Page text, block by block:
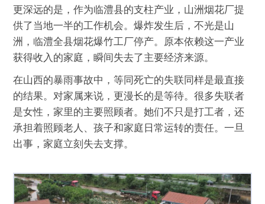
更深远的是，作为临澧县的支柱产业，山洲烟花厂提
供了当地一半的工作机会。爆炸发生后，不光是山
洲，临澧全县烟花爆竹工厂停产。原本依赖这一产业
获得收入的家庭，瞬间失去了主要经济来源。
在山西的暴雨事故中，等同死亡的失联同样是最直接
的结果。对家属来说，更漫长的是等待。很多失联者
是女性，家里的主要照顾者。她们不只是打工者，还
承担着照顾老人、孩子和家庭日常运转的责任。一旦
出事，家庭立刻失去支撑。